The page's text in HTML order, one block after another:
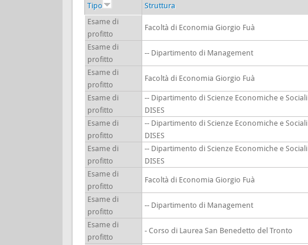
Tipo
Struttura
Esame di
profitto
Facoltà di Economia Giorgio Fuà
Esame di
profitto
-- Dipartimento di Management
Esame di
profitto
Facoltà di Economia Giorgio Fuà
Esame di
profitto
-- Dipartimento di Scienze Economiche e Sociali
DISES
Esame di
profitto
-- Dipartimento di Scienze Economiche e Sociali
DISES
Esame di
profitto
-- Dipartimento di Scienze Economiche e Sociali
DISES
Esame di
profitto
Facoltà di Economia Giorgio Fuà
Esame di
profitto
-- Dipartimento di Management
Esame di
profitto
- Corso di Laurea San Benedetto del Tronto